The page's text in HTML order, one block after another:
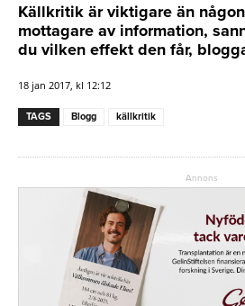
Källkritik är viktigare än
mottagare av information,
du vilken effekt den får,
18 jan 2017, kl 12:12
TAGS Blogg källkritik
Annons